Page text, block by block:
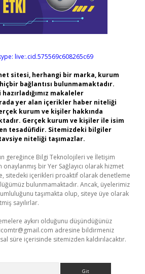
live:.cid.575569c608265c69
sitesi, herhangi bir marka, kurum
bağlantısı bulunmamaktadır.
makaleler
yer alan içerikler haber niteliği
kurum ve kişiler hakkında
Gerçek kurum ve kişiler ile isim
tesadüfidir. Sitemizdeki bilgiler
niteliği taşımazlar.
gereğince Bilgi Teknolojileri ve İletişim
onaylanmış bir Yer Sağlayıcı olarak hizmet
sitedeki içerikleri proaktif olarak denetleme
bulunmamaktadır. Ancak, üyelerimiz
taşımakta olup, siteye üye olarak
sayılırlar.
aykırı olduğunu düşündüğünüz
adresine bildirmeniz
süre içerisinde sitemizden kaldırılacaktır.